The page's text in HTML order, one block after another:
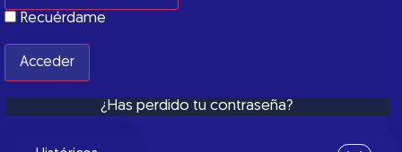
Recuérdame
¿Has perdido tu contraseña?